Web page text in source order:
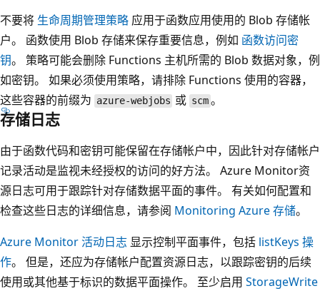
不要将 生命周期管理策略 应用于函数应用使用的 Blob 存储帐
户。 函数使用 Blob 存储来保存重要信息，例如 函数访问密
钥。 策略可能会删除 Functions 主机所需的 Blob 数据对象，例
如密钥。 如果必须使用策略，请排除 Functions 使用的容器，
这些容器的前缀为 azure-webjobs 或 scm。
存储日志
由于函数代码和密钥可能保留在存储帐户中，因此针对存储帐户
记录活动是监视未经授权的访问的好方法。 Azure Monitor资
源日志可用于跟踪针对存储数据平面的事件。 有关如何配置和
检查这些日志的详细信息，请参阅 Monitoring Azure 存储。
Azure Monitor 活动日志 显示控制平面事件，包括 listKeys 操
作。 但是，还应为存储帐户配置资源日志，以跟踪密钥的后续
使用或其他基于标识的数据平面操作。 至少启用 StorageWrite